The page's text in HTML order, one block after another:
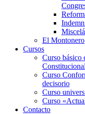
El Montonero
Cursos
Curso básico
Constitucional
Curso
decisorio
Curso
Curso
Contacto